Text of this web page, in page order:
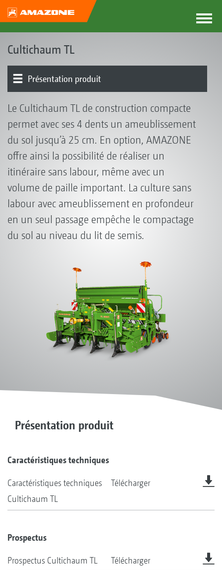
Cultichaum TL
Présentation produit
Le Cultichaum TL de construction compacte
permet avec ses 4 dents un ameublissement
du sol jusqu’à 25 cm. En option, AMAZONE
offre ainsi la possibilité de réaliser un
itinéraire sans labour, même avec un
volume de paille important. La culture sans
labour avec ameublissement en profondeur
en un seul passage empêche le compactage
du sol au niveau du lit de semis.
Présentation produit
Caractéristiques techniques
Caractéristiques techniques
Cultichaum TL
Télécharger
Prospectus
Prospectus Cultichaum TL Télécharger